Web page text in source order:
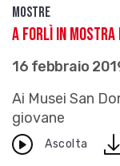
Mostre
A Forlì in mostra
16 febbraio
Ai Musei San
giovane
Ascolta